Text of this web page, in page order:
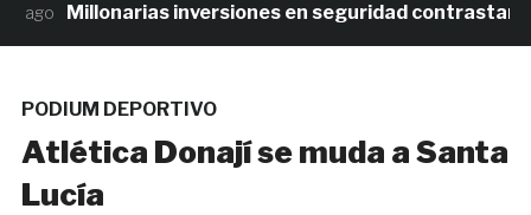
Millonarias inversiones en seguridad contrastan con
PODIUM DEPORTIVO
Atlética Donají se muda a Santa
Lucía